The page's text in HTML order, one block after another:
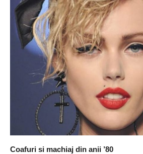
Coafuri si machiaj din anii ’80